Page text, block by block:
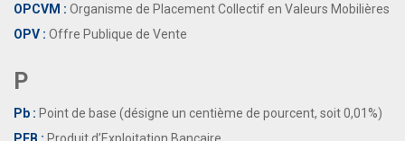
OPCVM : Organisme de Placement Collectif en Valeurs Mobilières
OPV : Offre Publique de Vente
P
Pb : Point de base (désigne un centième de pourcent, soit 0,01%)